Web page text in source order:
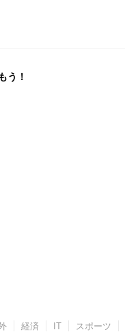
う！
経済 IT スポーツ